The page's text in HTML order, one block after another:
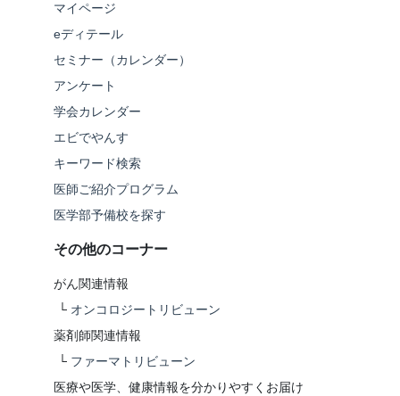
マイページ
eディテール
セミナー（カレンダー）
アンケート
学会カレンダー
エビでやんす
キーワード検索
医師ご紹介プログラム
医学部予備校を探す
その他のコーナー
がん関連情報
└ オンコロジートリビューン
薬剤師関連情報
└ ファーマトリビューン
医療や医学、健康情報を分かりやすくお届け